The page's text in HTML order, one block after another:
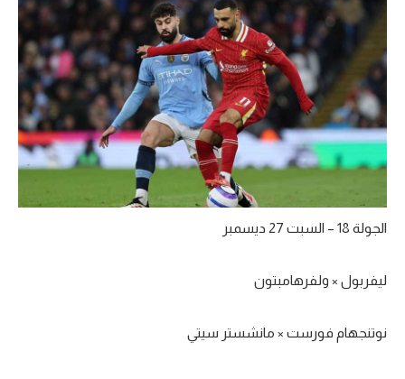
الجولة 18 – السبت 27 ديسمبر
ليفربول × ولفرهامبتون
نوتنجهام فورست × مانشستر سيتي